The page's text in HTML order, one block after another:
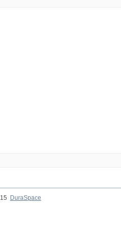
DuraSpace